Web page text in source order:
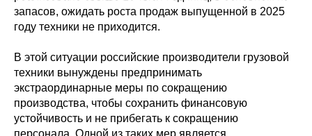
запасов, ожидать роста продаж выпущенной в 2025
году техники не приходится.
В этой ситуации российские производители грузовой
техники вынуждены предпринимать
экстраординарные меры по сокращению
производства, чтобы сохранить финансовую
устойчивость и не прибегать к сокращению
персонала. Одной из таких мер является